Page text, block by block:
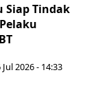
Siap Tindak
2026 - 14:33